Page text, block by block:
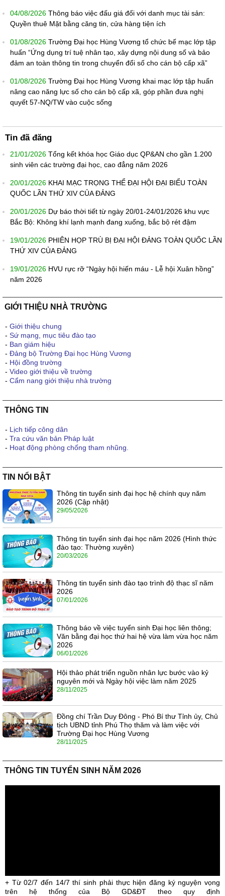
04/08/2026 Thông báo việc đấu giá đối với danh mục tài sản:
Quyền thuê Mặt bằng căng tin, cửa hàng tiện ích
01/08/2026 Trường Đại học Hùng Vương tổ chức bế mạc lớp tập
huấn “Ứng dụng trí tuệ nhân tạo, xây dựng nội dung số và bảo
đảm an toàn thông tin trong chuyển đổi số cho cán bộ cấp xã”
01/08/2026 Trường Đại học Hùng Vương khai mạc lớp tập huấn
nâng cao năng lực số cho cán bộ cấp xã, góp phần đưa nghị
quyết 57-NQ/TW vào cuộc sống
Tin đã đăng
21/01/2026 Tổng kết khóa học Giáo dục QP&AN cho gần 1.200
sinh viên các trường đại học, cao đẳng năm 2026
20/01/2026 KHAI MẠC TRỌNG THỂ ĐẠI HỘI ĐẠI BIỂU TOÀN
QUỐC LẦN THỨ XIV CỦA ĐẢNG
20/01/2026 Dự báo thời tiết từ ngày 20/01-24/01/2026 khu vực
Bắc Bộ: Không khí lạnh mạnh đang xuống, bắc bộ rét đậm
19/01/2026 PHIÊN HỌP TRÙ BỊ ĐẠI HỘI ĐẢNG TOÀN QUỐC LẦN
THỨ XIV CỦA ĐẢNG
19/01/2026 HVU rực rỡ “Ngày hội hiến máu - Lễ hội Xuân hồng”
năm 2026
GIỚI THIỆU NHÀ TRƯỜNG
- Giới thiệu chung
- Sứ mạng, mục tiêu đào tạo
- Ban giám hiệu
- Đảng bộ Trường Đại học Hùng Vương
- Hội đồng trường
- Video giới thiệu về trường
- Cẩm nang giới thiệu nhà trường
THÔNG TIN
- Lịch tiếp công dân
- Tra cứu văn bản Pháp luật
- Hoạt động phòng chống tham nhũng.
TIN NỔI BẬT
Thông tin tuyển sinh đại học hệ chính quy năm
2026 (Cập nhật)
29/05/2026
Thông tin tuyển sinh đại học năm 2026 (Hình thức
đào tạo: Thường xuyên)
20/03/2026
Thông tin tuyển sinh đào tạo trình độ thạc sĩ năm
2026
07/01/2026
Thông báo về việc tuyển sinh Đại học liên thông;
Văn bằng đại học thứ hai hệ vừa làm vừa học năm
2026
06/01/2026
Hội thảo phát triển nguồn nhân lực bước vào kỷ
nguyên mới và Ngày hội việc làm năm 2025
28/11/2025
Đồng chí Trần Duy Đông - Phó Bí thư Tỉnh ủy, Chủ
tịch UBND tỉnh Phú Thọ thăm và làm việc với
Trường Đại học Hùng Vương
28/11/2025
THÔNG TIN TUYỂN SINH NĂM 2026
+ Từ 02/7 đến 14/7 thí sinh phải thực hiện đăng ký nguyện vọng
trên hệ thống của Bộ GD&ĐT theo quy định